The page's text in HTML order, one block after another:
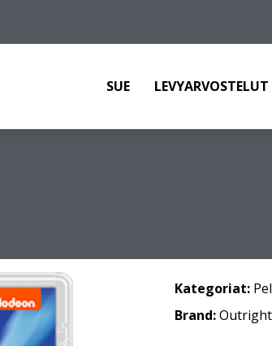
SUE LEVYARVOSTELUT
Kategoriat:
Brand:Outright